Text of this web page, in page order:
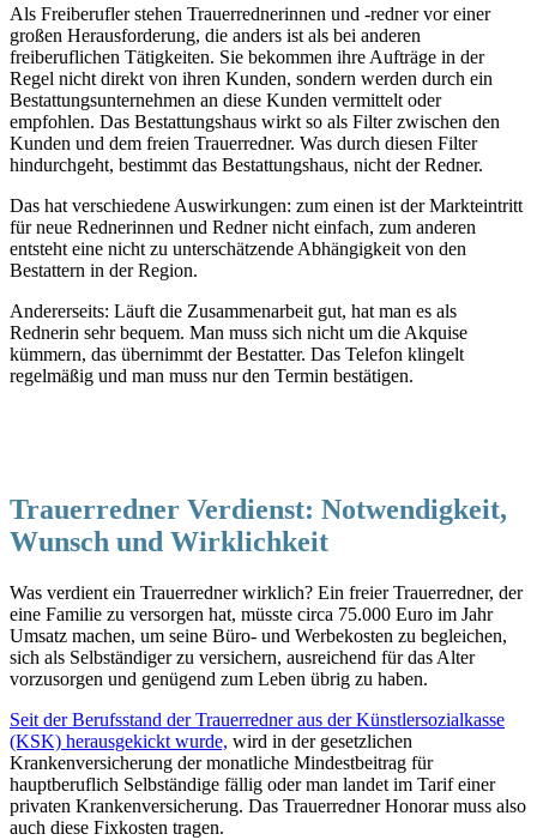
Als Freiberufler stehen Trauerrednerinnen und -redner vor einer
großen Herausforderung, die anders ist als bei anderen
freiberuflichen Tätigkeiten. Sie bekommen ihre Aufträge in der
Regel nicht direkt von ihren Kunden, sondern werden durch ein
Bestattungsunternehmen an diese Kunden vermittelt oder
empfohlen. Das Bestattungshaus wirkt so als Filter zwischen den
Kunden und dem freien Trauerredner. Was durch diesen Filter
hindurchgeht, bestimmt das Bestattungshaus, nicht der Redner.
Das hat verschiedene Auswirkungen: zum einen ist der Markteintritt
für neue Rednerinnen und Redner nicht einfach, zum anderen
entsteht eine nicht zu unterschätzende Abhängigkeit von den
Bestattern in der Region.
Andererseits: Läuft die Zusammenarbeit gut, hat man es als
Rednerin sehr bequem. Man muss sich nicht um die Akquise
kümmern, das übernimmt der Bestatter. Das Telefon klingelt
regelmäßig und man muss nur den Termin bestätigen.
Trauerredner Verdienst: Notwendigkeit,
Wunsch und Wirklichkeit
Was verdient ein Trauerredner wirklich? Ein freier Trauerredner, der
eine Familie zu versorgen hat, müsste circa 75.000 Euro im Jahr
Umsatz machen, um seine Büro- und Werbekosten zu begleichen,
sich als Selbständiger zu versichern, ausreichend für das Alter
vorzusorgen und genügend zum Leben übrig zu haben.
Seit der Berufsstand der Trauerredner aus der Künstlersozialkasse
(KSK) herausgekickt wurde, wird in der gesetzlichen
Krankenversicherung der monatliche Mindestbeitrag für
hauptberuflich Selbständige fällig oder man landet im Tarif einer
privaten Krankenversicherung. Das Trauerredner Honorar muss also
auch diese Fixkosten tragen.